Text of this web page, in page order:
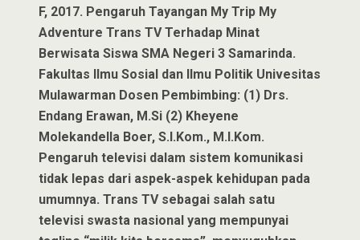
F, 2017. Pengaruh Tayangan My Trip My
Adventure Trans TV Terhadap Minat
Berwisata Siswa SMA Negeri 3 Samarinda.
Fakultas Ilmu Sosial dan Ilmu Politik Univesitas
Mulawarman Dosen Pembimbing: (1) Drs.
Endang Erawan, M.Si (2) Kheyene
Molekandella Boer, S.I.Kom., M.I.Kom.
Pengaruh televisi dalam sistem komunikasi
tidak lepas dari aspek-aspek kehidupan pada
umumnya. Trans TV sebagai salah satu
televisi swasta nasional yang mempunyai